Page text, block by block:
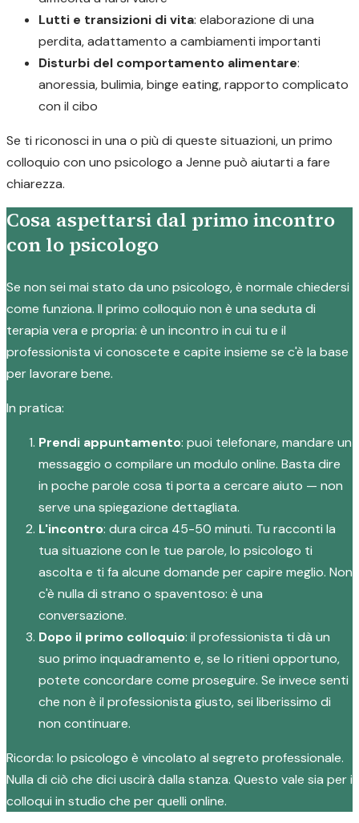
Lutti e transizioni di vita: elaborazione di una
perdita, adattamento a cambiamenti importanti
Disturbi del comportamento alimentare:
anoressia, bulimia, binge eating, rapporto complicato
con il cibo
Se ti riconosci in una o più di queste situazioni, un primo
colloquio con uno psicologo a Jenne può aiutarti a fare
chiarezza.
Cosa aspettarsi dal primo incontro
con lo psicologo
Se non sei mai stato da uno psicologo, è normale chiedersi
come funziona. Il primo colloquio non è una seduta di
terapia vera e propria: è un incontro in cui tu e il
professionista vi conoscete e capite insieme se c'è la base
per lavorare bene.
In pratica:
Prendi appuntamento: puoi telefonare, mandare un
messaggio o compilare un modulo online. Basta dire
in poche parole cosa ti porta a cercare aiuto — non
serve una spiegazione dettagliata.
L'incontro: dura circa 45-50 minuti. Tu racconti la
tua situazione con le tue parole, lo psicologo ti
ascolta e ti fa alcune domande per capire meglio. Non
c'è nulla di strano o spaventoso: è una
conversazione.
Dopo il primo colloquio: il professionista ti dà un
suo primo inquadramento e, se lo ritieni opportuno,
potete concordare come proseguire. Se invece senti
che non è il professionista giusto, sei liberissimo di
non continuare.
Ricorda: lo psicologo è vincolato al segreto professionale.
Nulla di ciò che dici uscirà dalla stanza. Questo vale sia per i
colloqui in studio che per quelli online.